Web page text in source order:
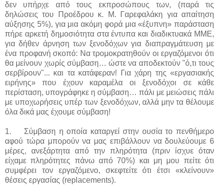
δεν υπήρχε από τους εκπροσώπους των, (παρά τις
δηλώσεις του Προέδρου κ. Μ. Γαρεφαλάκη για απαίτηση
αύξησης 5%), για μια ακόμη φορά μια «έξυπνη» παράσταση
πήρε αρκετή δημοσιότητα στα έντυπα και διαδικτυακά ΜΜΕ,
για δήθεν άρνηση των ξενοδόχων για διαπραγμάτευση με
ένα προφανή σκοπό: Να τρομοκρατηθούν οι εργαζόμενοι ότι
θα μείνουν χωρίς σύμβαση… ώστε να αποδεκτούν "ό,τι τους
σερβίρουν"... και τα κατάφεραν! Για χάρη της «εργασιακής
ειρήνης» που έχουν καραμέλα οι ξενοδόχοι σε κάθε
περίσταση, υπογράφηκε η σύμβαση… πάλι με μειώσεις πάλι
με υποχωρήσεις υπέρ των ξενοδόχων, αλλά μην τα θέλουμε
όλα δικά μας έχουμε σύμβαση!
1. Σύμβαση η οποία καταργεί στην ουσία το πενθήμερο
αφού τώρα μπορούν να μας επιβάλλουν να δουλεύουμε 6
μέρες, ανεξάρτητα από την πληρότητα (πριν ίσχυε όταν
είχαμε πληρότητες πάνω από 70%) και μη μου πείτε ότι
συμφέρει τον εργαζόμενο, σκεφτείτε ότι έτσι «κλείνουν»
θέσεις εργασίας (replacements).